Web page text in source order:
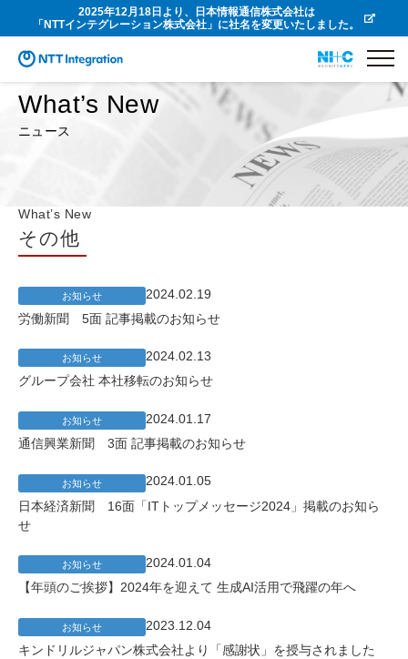
2025年12月18日より、日本情報通信株式会社は
「NTTインテグレーション株式会社」に社名を変更いたしました。
What’s New
ニュース
What’s New
その他
お知らせ
2024.02.19
労働新聞 5面 記事掲載のお知らせ
お知らせ
2024.02.13
グループ会社 本社移転のお知らせ
お知らせ
2024.01.17
通信興業新聞 3面 記事掲載のお知らせ
お知らせ
2024.01.05
日本経済新聞 16面「ITトップメッセージ2024」掲載のお知ら
せ
お知らせ
2024.01.04
【年頭のご挨拶】2024年を迎えて 生成AI活用で飛躍の年へ
お知らせ
2023.12.04
キンドリルジャパン株式会社より「感謝状」を授与されました